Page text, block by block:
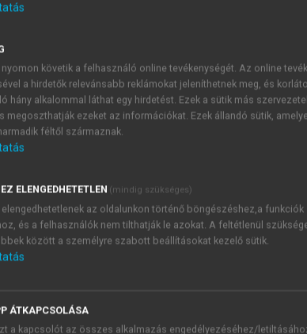
JELSZÓ
Kérek értesítést a MeRSZ
Kérek értesítést az
nyomon követik a felhasználó online tevékenységét. Az online
a hirdetők relevánsabb reklámokat jeleníthetnek meg, és
hány alkalommal láthat egy hirdetést. Ezek a sütik más
megoszthatják ezeket az információkat. Ezek állandó sütik,
féltől származnak.
ELENGEDHETETLEN (mindig szükséges)
elengedhetetlenek az oldalunkon történő böngészéshez,a funkciók
és a felhasználók nem tilthatják le azokat. A feltétlenül
között a személyre szabott beállításokat kezelő sütik.
ÁTKAPCSOLÁSA
a kapcsolót az összes alkalmazás engedélyezéséhez/